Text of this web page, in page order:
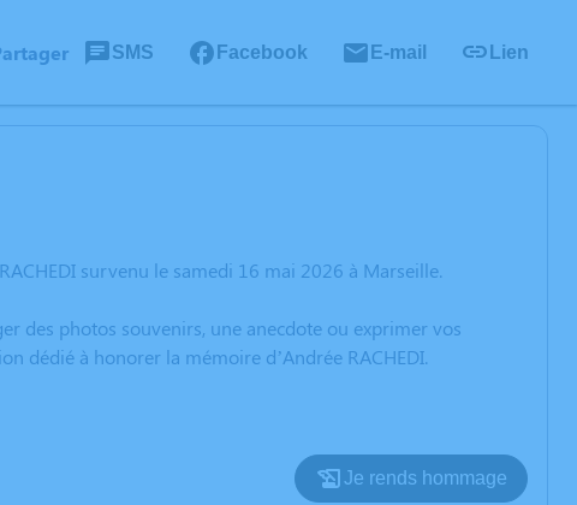
SMS Facebook E-mail Lien
survenu le samedi 16 mai 2026 à Marseille.
des photos souvenirs, une anecdote ou exprimer vos
dédié à honorer la mémoire d’Andrée RACHEDI.
Je rends hommage